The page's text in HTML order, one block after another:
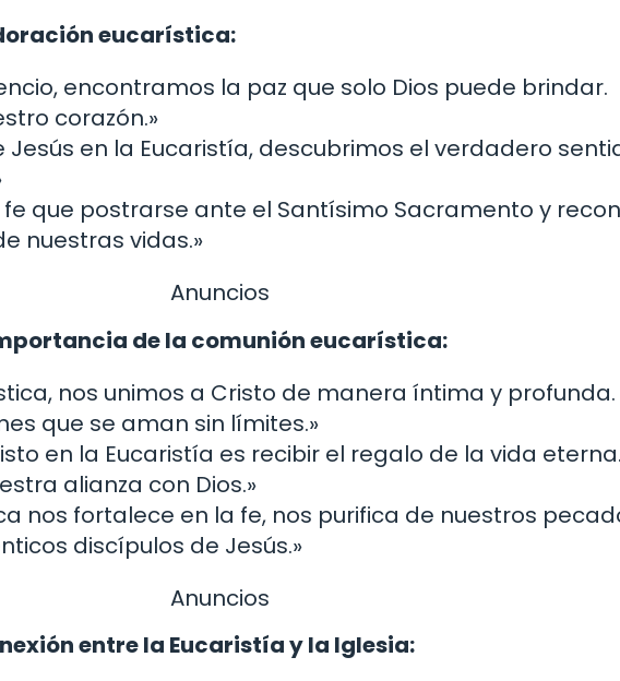
eucarística:
encontramos la paz que solo Dios puede brindar.
corazón.»
Jesús en la Eucaristía, descubrimos el verdadero
que postrarse ante el Santísimo Sacramento y
nuestras vidas.»
Anuncios
de la comunión eucarística:
nos unimos a Cristo de manera íntima y profunda.
que se aman sin límites.»
en la Eucaristía es recibir el regalo de la vida
alianza con Dios.»
nos fortalece en la fe, nos purifica de nuestros
discípulos de Jesús.»
Anuncios
entre la Eucaristía y la Iglesia: